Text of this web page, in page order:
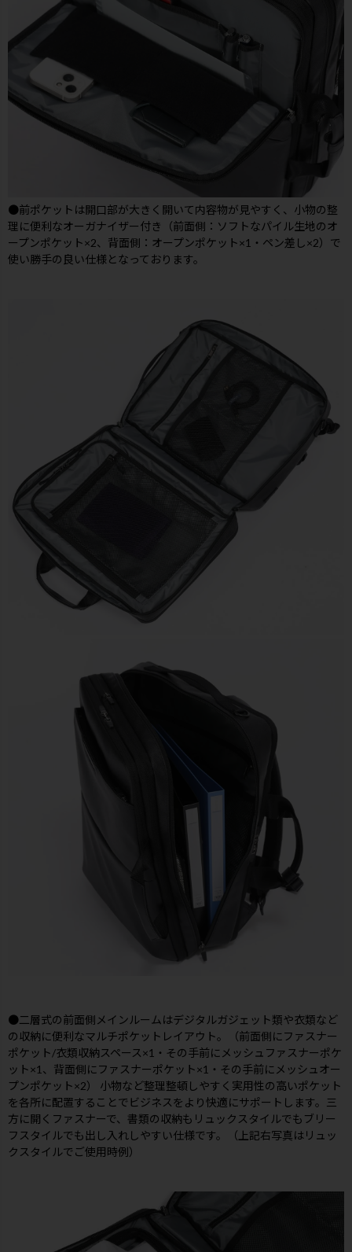
●前ポケットは開口部が大きく開いて内容物が見やすく、小物の整
理に便利なオーガナイザー付き（前面側：ソフトなパイル生地のオ
ープンポケット×2、背面側：オープンポケット×1・ペン差し×2）で
使い勝手の良い仕様となっております。
●二層式の前面側メインルームはデジタルガジェット類や衣類など
の収納に便利なマルチポケットレイアウト。（前面側にファスナー
ポケット/衣類収納スペース×1・その手前にメッシュファスナーポケ
ット×1、背面側にファスナーポケット×1・その手前にメッシュオー
プンポケット×2） 小物など整理整頓しやすく実用性の高いポケット
を各所に配置することでビジネスをより快適にサポートします。三
方に開くファスナーで、書類の収納もリュックスタイルでもブリー
フスタイルでも出し入れしやすい仕様です。（上記右写真はリュッ
クスタイルでご使用時例）